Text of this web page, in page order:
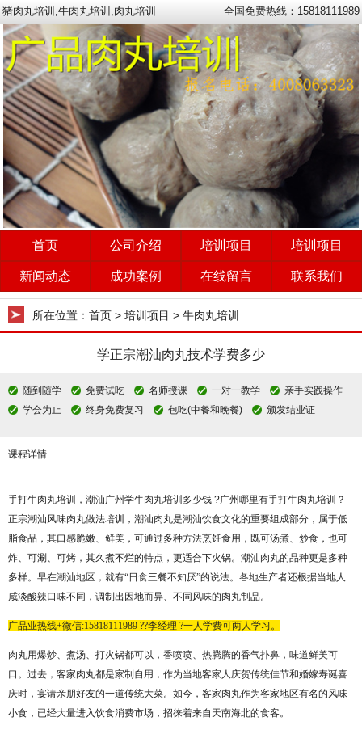
猪肉丸培训,牛肉丸培训,肉丸培训 全国免费热线：15818111989
首页 公司介绍 培训项目 培训项目
新闻动态 成功案例 在线留言 联系我们
所在位置： 首页 > 培训项目 > 牛肉丸培训
学正宗潮汕肉丸技术学费多少
随到随学 免费试吃 名师授课 一对一教学
亲手实践操作
学会为止
终身免费复习 包吃(中餐和晚餐) 颁发结业证
课程详情
手打牛肉丸培训，潮汕广州学牛肉丸培训多少钱 ?广州哪里有手打牛肉丸培训？
正宗潮汕风味肉丸做法培训，潮汕肉丸是潮汕饮食文化的重要组成部分，属于低
脂食品，其口感脆嫩、鲜美，可通过多种方法烹饪食用，既可汤煮、炒食，也可
炸、可涮、可烤，其久煮不烂的特点，更适合下火锅。潮汕肉丸的品种更是多种
多样。早在潮汕地区，就有“日食三餐不知厌”的说法。各地生产者还根据当地人
咸淡酸辣口味不同，调制出因地而异、不同风味的肉丸制品。
广品业热线+微信:15818111989 ??李经理 ?一人学费可两人学习。
肉丸用爆炒、煮汤、打火锅都可以，香喷喷、热腾腾的香气扑鼻，味道鲜美可
口。过去，客家肉丸都是家制自用，作为当地客家人庆贺传统佳节和婚嫁寿诞喜
庆时，宴请亲朋好友的一道传统大菜。如今，客家肉丸作为客家地区有名的风味
小食，已经大量进入饮食消费市场，招徕着来自天南海北的食客。